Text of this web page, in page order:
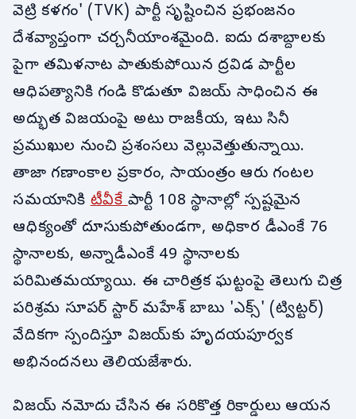
వెట్రి కళగం' (TVK) పార్టీ సృష్టించిన ప్రభంజనం
దేశవ్యాప్తంగా చర్చనీయాంశమైంది. ఐదు దశాబ్దాలకు
పైగా తమిళనాట పాతుకుపోయిన ద్రవిడ పార్టీల
ఆధిపత్యానికి గండి కొడుతూ విజయ్ సాధించిన ఈ
అద్భుత విజయంపై అటు రాజకీయ, ఇటు సినీ
ప్రముఖుల నుంచి ప్రశంసలు వెల్లువెత్తుతున్నాయి.
తాజా గణాంకాల ప్రకారం, సాయంత్రం ఆరు గంటల
సమయానికిటీవీకేపార్టీ 108 స్థానాల్లో స్పష్టమైన
ఆధిక్యంతో దూసుకుపోతుండగా, అధికార డీఎంకే 76
స్థానాలకు, అన్నాడీఎంకే 49 స్థానాలకు
పరిమితమయ్యాయి. ఈ చారిత్రక ఘట్టంపై తెలుగు చిత్ర
పరిశ్రమ సూపర్ స్టార్ మహేశ్ బాబు 'ఎక్స్' (ట్విట్టర్)
వేదికగా స్పందిస్తూ విజయ్‌కు హృదయపూర్వక
అభినందనలు తెలియజేశారు.
విజయ్ నమోదు చేసిన ఈ సరికొత్త రికార్డులు ఆయన